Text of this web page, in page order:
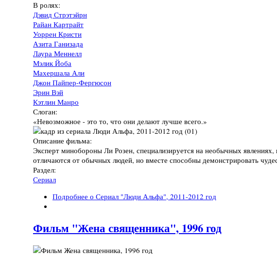
В ролях:
Дэвид Стрэтэйрн
Райан Картрайт
Уоррен Кристи
Азита Ганизада
Лаура Меннелл
Мэлик Йоба
Махершала Али
Джон Пайпер-Фергюсон
Эрин Вэй
Кэтлин Манро
Слоган:
«Невозможное - это то, что они делают лучше всего.»
Описание фильма:
Эксперт минобороны Ли Розен, специализируется на необычных
отличаются от обычных людей, но вместе способны демонстрировать
Раздел:
Сериал
Подробнее о Сериал "Люди Альфа", 2011-2012 год
Фильм "Жена священника", 1996 год